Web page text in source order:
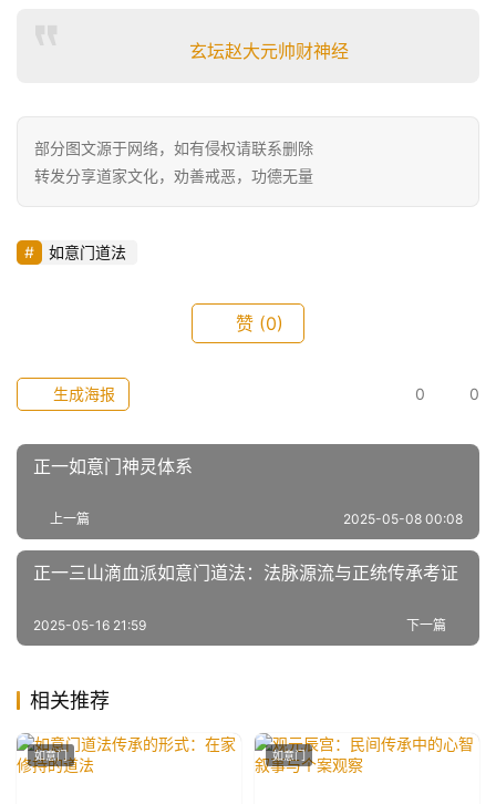
玄坛赵大元帅财神经
部分图文源于网络，如有侵权请联系删除
转发分享道家文化，劝善戒恶，功德无量
如意门道法
赞 (0)
0 0
生成海报
正一如意门神灵体系
上一篇 2025-05-08 00:08
正一三山滴血派如意门道法：法脉源流与正统传承考证
下一篇
2025-05-16 21:59
相关推荐
如意门 如意门